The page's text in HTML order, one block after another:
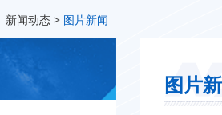
新闻动态 > 图片新闻
图片